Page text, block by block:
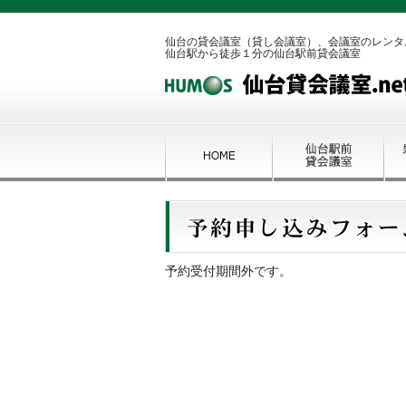
仙台の貸会議室（貸し会議室）、会議室のレン
仙台駅から徒歩１分の仙台駅前貸会議室
予約受付期間外です。